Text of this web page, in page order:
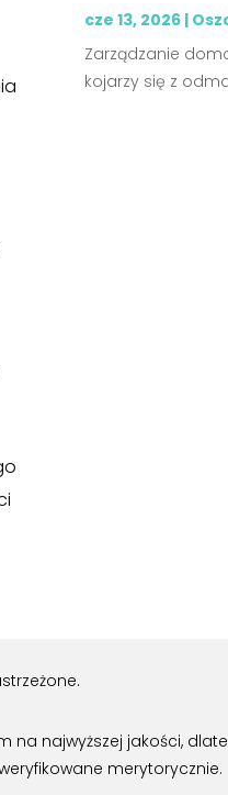
cze 13, 2026|
Zarządzanie
kojarzy się z
na najwyższej jakości,
merytorycznie.